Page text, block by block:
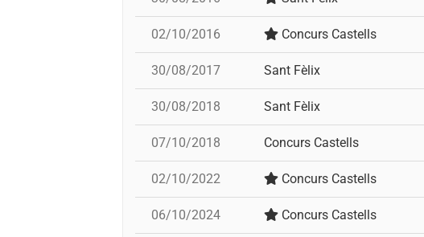
02/10/2016 Concurs Castells
30/08/2017 Sant Fèlix
30/08/2018 Sant Fèlix
07/10/2018 Concurs Castells
02/10/2022 Concurs Castells
06/10/2024 Concurs Castells